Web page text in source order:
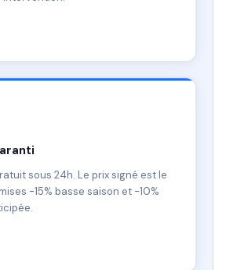
sous 24h. Le prix signé est le
-15% basse saison et -10%